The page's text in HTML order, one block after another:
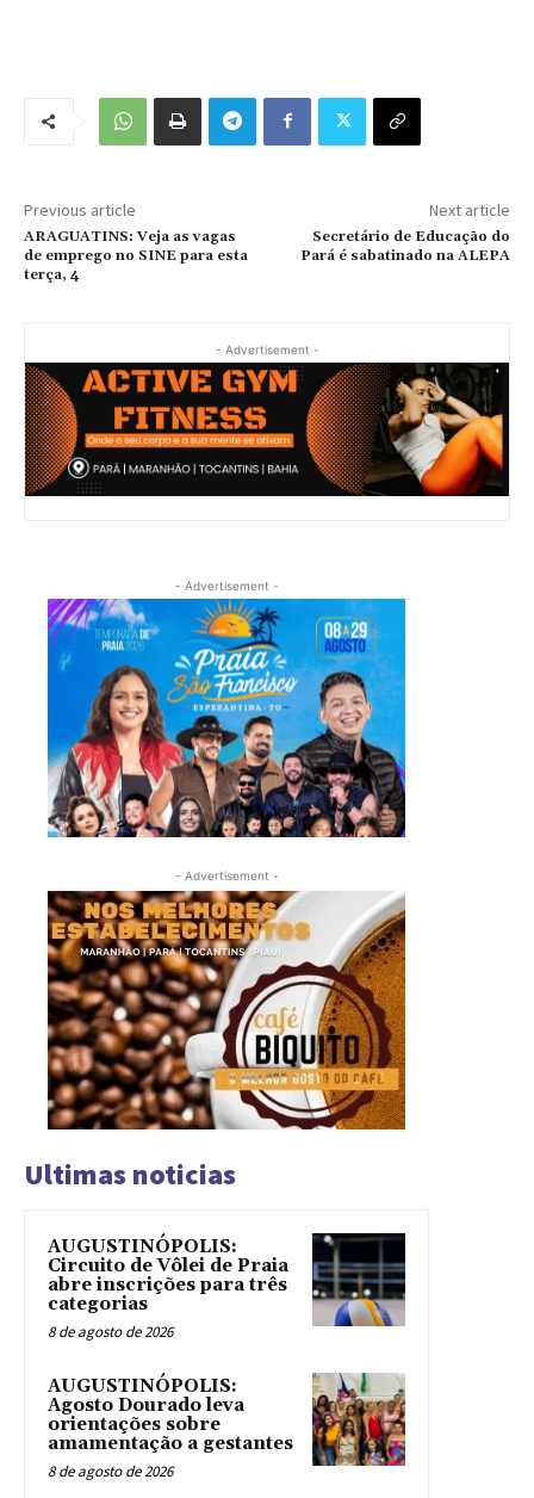
Previous article
ARAGUATINS: Veja as vagas
de emprego no SINE para esta
terça, 4
Next article
Secretário de Educação do
Pará é sabatinado na ALEPA
- Advertisement -
- Advertisement -
- Advertisement -
Ultimas noticias
AUGUSTINÓPOLIS:
Circuito de Vôlei de Praia
abre inscrições para três
categorias
8 de agosto de 2026
AUGUSTINÓPOLIS:
Agosto Dourado leva
orientações sobre
amamentação a gestantes
8 de agosto de 2026